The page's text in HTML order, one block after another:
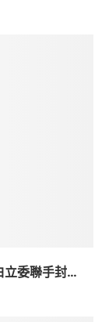
委聯手封...